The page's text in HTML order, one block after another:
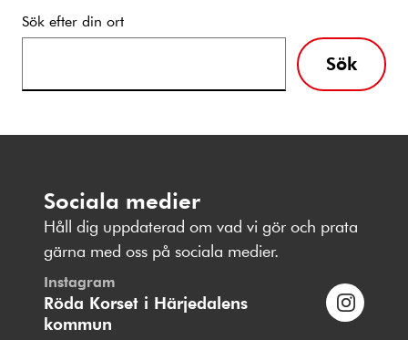
Sök efter din ort
Sök
Sociala medier
Håll dig uppdaterad om vad vi gör och prata
gärna med oss på sociala medier.
Instagram
Röda Korset i Härjedalens
kommun